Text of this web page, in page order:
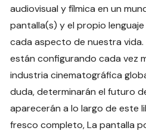
audiovisual y fílmica en un
pantalla(s) y el propio
cada aspecto de nuestra
están configurando cada vez
industria cinematográfica
duda, determinarán el futuro
aparecerán a lo largo de este
fresco completo, La pantalla